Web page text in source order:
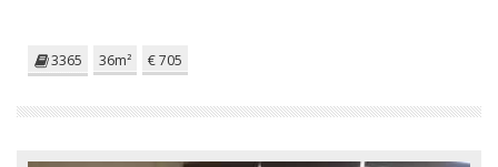
3365 36m² € 705